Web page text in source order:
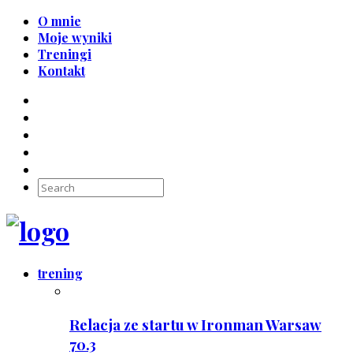
O mnie
Moje wyniki
Treningi
Kontakt
trening
Relacja ze startu w Ironman Warsaw
70.3